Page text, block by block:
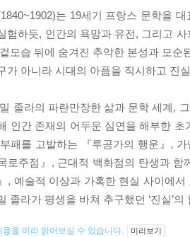
는 19세기 프랑스 문학을
험하듯, 인간의 욕망과 유전, 그리고
모습 뒤에 숨겨진 추악한 본성과 모
가 아니라 시대의 아픔을 직시하고 진
졸라의 파란만장한 삶과 문학 세계,
인간 존재의 어두운 심연을 해부한
패를 고발하는 『루공가의 행운』,
로주점』, 근대적 백화점의 탄생과
, 예술적 이상과 가혹한 현실 사이에
졸라가 평생을 바쳐 추구했던 ‘진실’
용을 미리 읽어보실 수 있습니다. 미리보기